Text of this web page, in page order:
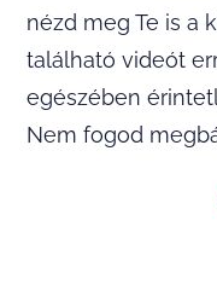
nézd meg Te is a
található videót
egészében
Nem fogod